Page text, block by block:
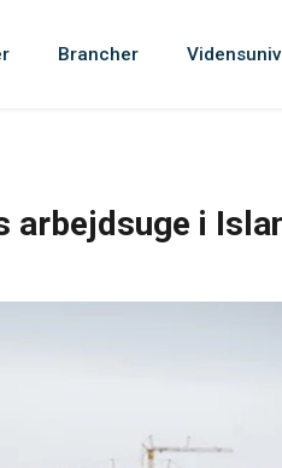
Brancher
arbejdsuge i